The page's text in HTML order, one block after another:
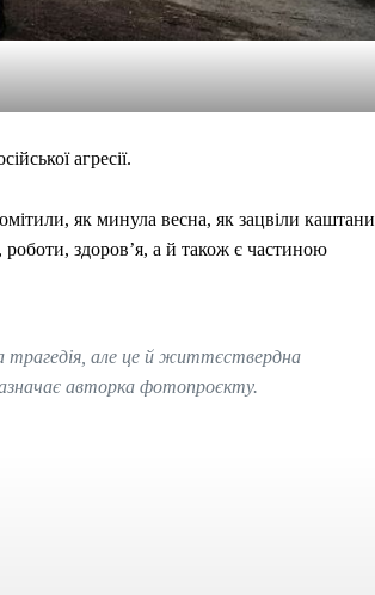
агресії.
як минула весна, як зацвіли каштани
здоров’я, а й також є частиною
але це й життєствердна
авторка фотопроєкту.